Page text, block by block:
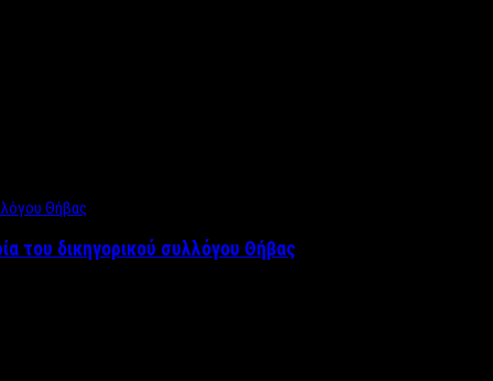
του δικηγορικού συλλόγου Θήβας